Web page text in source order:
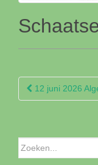
12 juni 2026
Zoeken
naar: